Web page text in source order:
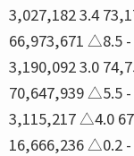
3,027,182 3.4
66,973,671 △8.5
3,190,092 3.0
70,647,939 △5.5
3,115,217 △4.0
16,666,236 △0.2